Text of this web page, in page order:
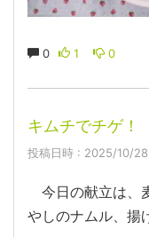
0 1 0
キムチでチゲ！
投稿日時 : 2025/10/28
今日の献立は、
やしのナムル、揚